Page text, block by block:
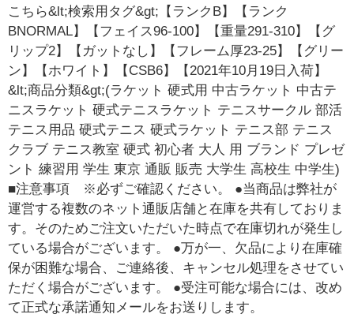
こちら&lt;検索用タグ&gt;【ランクB】【ランク
BNORMAL】【フェイス96-100】【重量291-310】【グ
リップ2】【ガットなし】【フレーム厚23-25】【グリー
ン】【ホワイト】【CSB6】【2021年10月19日入荷】
&lt;商品分類&gt;(ラケット 硬式用 中古ラケット 中古テ
ニスラケット 硬式テニスラケット テニスサークル 部活
テニス用品 硬式テニス 硬式ラケット テニス部 テニス
クラブ テニス教室 硬式 初心者 大人 用 ブランド プレゼ
ント 練習用 学生 東京 通販 販売 大学生 高校生 中学生)
■注意事項 ※必ずご確認ください。 ●当商品は弊社が
運営する複数のネット通販店舗と在庫を共有しておりま
す。そのためご注文いただいた時点で在庫切れが発生し
ている場合がございます。 ●万が一、欠品により在庫確
保が困難な場合、ご連絡後、キャンセル処理をさせてい
ただく場合がございます。 ●受注可能な場合には、改め
て正式な承諾通知メールをお送りします。